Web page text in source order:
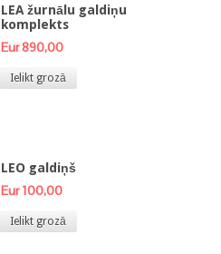
LEA žurnālu galdiņu
komplekts
Eur 890,00
Ielikt grozā
LEO galdiņš
Eur 100,00
Ielikt grozā